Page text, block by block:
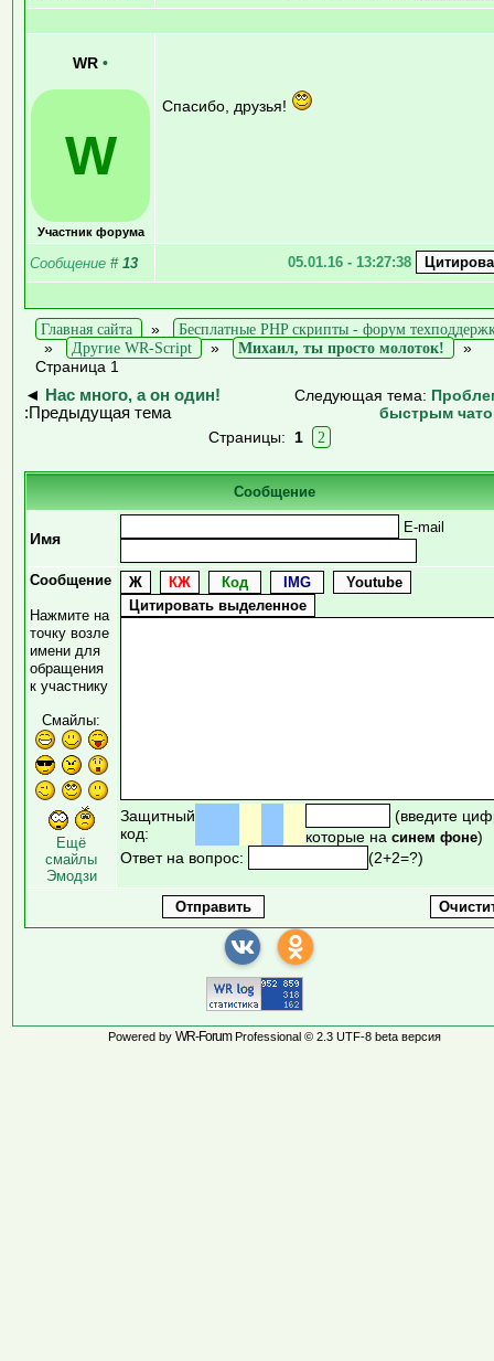
WR •
W
Участник форума
Спасибо, друзья!
Сообщение # 13 05.01.16 - 13:27:38
Главная сайта »
Бесплатные PHP скрипты - форум
»
Другие WR-Script » Михаил, ты просто молоток!
»
Страница 1
◄
Нас много, а он один!
:Предыдущая тема
Следующая тема:
быстрым
Страницы: 1 2
Сообщение
Имя
E-mail
Сообщение
Нажмите на
точку возле
имени для
обращения
к участнику
Смайлы:
Ещё
смайлы
Эмодзи
Защитный
код:
(введите
которые на синем фоне)
Ответ на вопрос:
(2+2=?)
Powered by WR-ForumProfessional © 2.3 UTF-8 beta версия